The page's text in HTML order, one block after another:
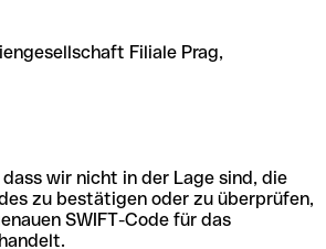
Filiale Prag,
wir nicht in der Lage sind, die
zu bestätigen oder zu überprüfen,
SWIFT-Code für das